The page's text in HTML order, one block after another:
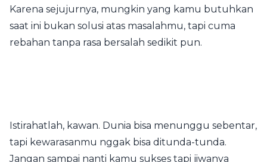
Karena sejujurnya, mungkin yang kamu butuhkan
saat ini bukan solusi atas masalahmu, tapi cuma
rebahan tanpa rasa bersalah sedikit pun.
Istirahatlah, kawan. Dunia bisa menunggu sebentar,
tapi kewarasanmu nggak bisa ditunda-tunda.
Jangan sampai nanti kamu sukses tapi jiwanya